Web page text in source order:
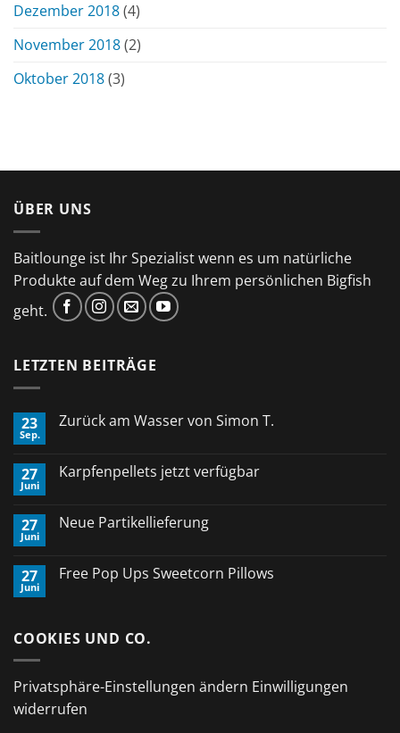
Dezember 2018(4)
November 2018(2)
Oktober 2018(3)
ÜBER UNS
Baitlounge ist Ihr Spezialist wenn es um natürliche
Produkte auf dem Weg zu Ihrem persönlichen Bigfish
geht.
LETZTEN BEITRÄGE
23
Sep.
Zurück am Wasser von Simon T.
Zurück
Simon
T.
27
Juni
Karpfenpellets jetzt verfügbar
Karpfenpellets
27
Juni
Neue Partikellieferung
Neue
Partikellieferung
27
Juni
Free Pop Ups Sweetcorn Pillows
Pop
COOKIES UND CO.
Privatsphäre-Einstellungen ändern Einwilligungen
widerrufen